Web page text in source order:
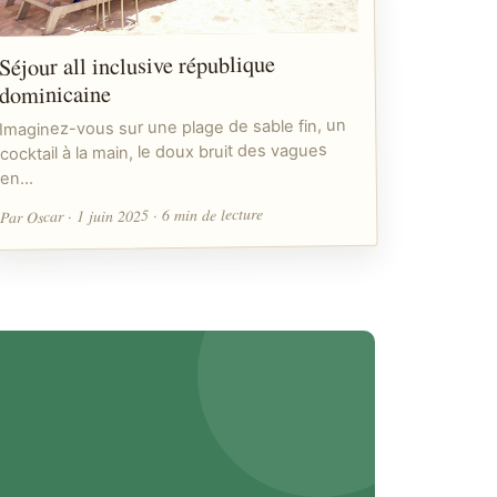
Séjour all inclusive république
dominicaine
Imaginez-vous sur une plage de sable fin, un
cocktail à la main, le doux bruit des vagues
en…
Par Oscar · 1 juin 2025 · 6 min de lecture